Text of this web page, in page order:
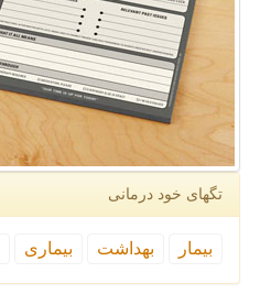
تگهای خود درمانی
بیمار بهداشت بیماری